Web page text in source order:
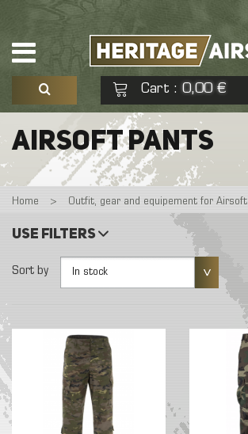
Cart : 0,00 €
See my basket
No products
AIRSOFT PANTS
Home > Outfit, gear and equipement for Airsoft
Use filters
Sort by In stock